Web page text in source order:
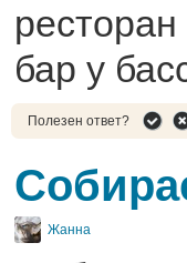
бар у
Полезен ответ?
Жанна